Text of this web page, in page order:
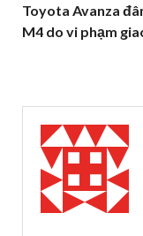
Toyota Avanza
M4 do vi phạm